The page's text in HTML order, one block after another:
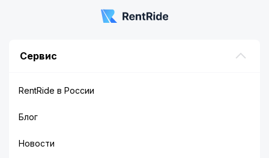
Сервис
RentRide в России
Блог
Новости